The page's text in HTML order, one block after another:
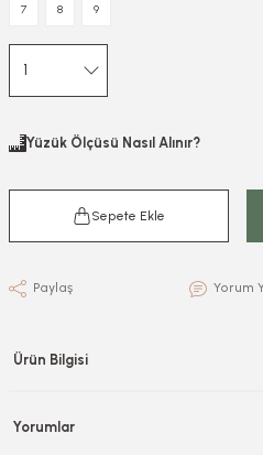
7 8 9
Yüzük Ölçüsü Nasıl Alınır?
Sepete Ekle
Yorum
Paylaş
Ürün Bilgisi
Yorumlar